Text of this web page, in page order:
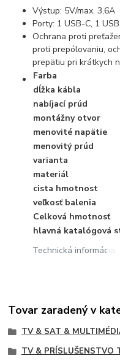
Výstup: 5V/max. 3,6A
Porty: 1 USB-C, 1
Ochrana proti
proti prepólovaniu,
prepätiu pri krátkych
Technická informácia
Farba
dĺžka kábla
nabíjací prúd
montážny otvor
menovité napätie
menovitý prúd
varianta
materiál
cista hmotnost
veľkosť balenia
Celková hmotnosť
hlavná katalógová
Tovar zaradený v
TV & SAT &
TV & PRÍSLUŠENSTVO